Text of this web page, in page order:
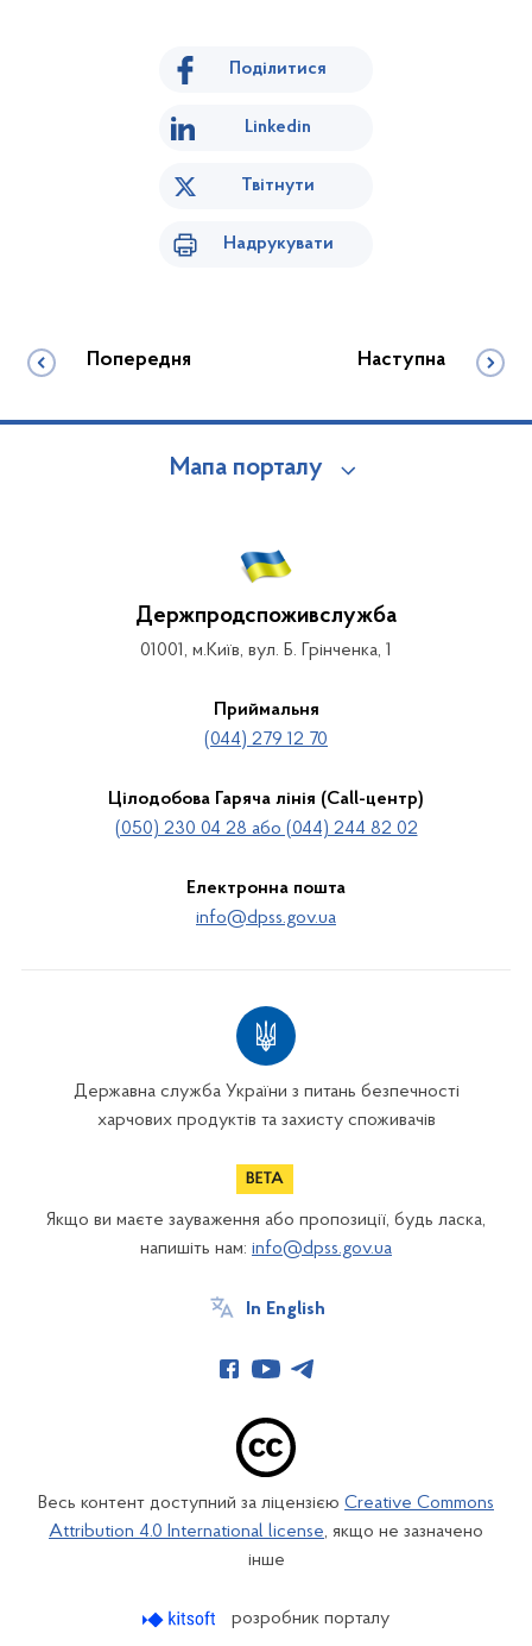
Поділитися
Linkedin
Твітнути
Надрукувати
Попередня Наступна
Мапа порталу
Держпродспоживслужба
01001, м.Київ, вул. Б. Грінченка, 1
Приймальня
(044) 279 12 70
Цілодобова Гаряча лінія (Call-центр)
(050) 230 04 28 або (044) 244 82 02
Електронна пошта
info@dpss.gov.ua
Державна служба України з питань безпечності
харчових продуктів та захисту споживачів
Якщо ви маєте зауваження або пропозиції, будь ласка,
напишіть нам: info@dpss.gov.ua
In English
Весь контент доступний за ліцензією Creative Commons
Attribution 4.0 International license, якщо не зазначено
інше
розробник порталу